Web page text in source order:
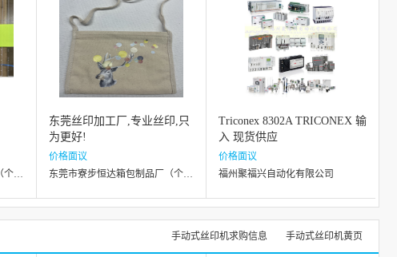
东莞市寮步恒达箱包制品厂（个体工商户）
东莞丝印加工厂,专业丝印,只
为更好!
价格面议
东莞市寮步恒达箱包制品厂（个体工商户）
Triconex 8302A TRICONEX 输
入 现货供应
价格面议
福州聚福兴自动化有限公司
手动式丝印机求购信息 手动式丝印机黄页